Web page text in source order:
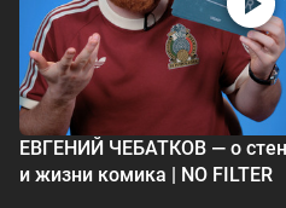
ЕВГЕНИЙ ЧЕБАТКОВ — о
и жизни комика | NO FILTER